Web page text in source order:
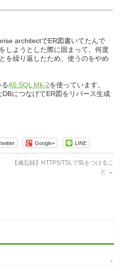
architectでER図書いてたんで
しようとした際に固まって、何度
を繰り返したため、使うのをやめ
るA5:SQL Mk-2を使っています。
につなげてER図をリバース生成
twitter Google+ LINE
【備忘録】HTTPS/TSLで気をつけるこ
と →